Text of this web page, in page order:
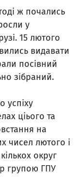
ж почались
у
15 лютого
видавати
посівний
зібраний.
успіху
ціього та
на
чисел лютого і
округ
групою ГПУ